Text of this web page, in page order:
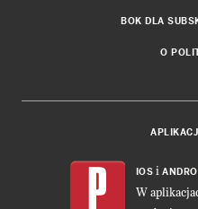
BOK DLA
O
IOS i
W